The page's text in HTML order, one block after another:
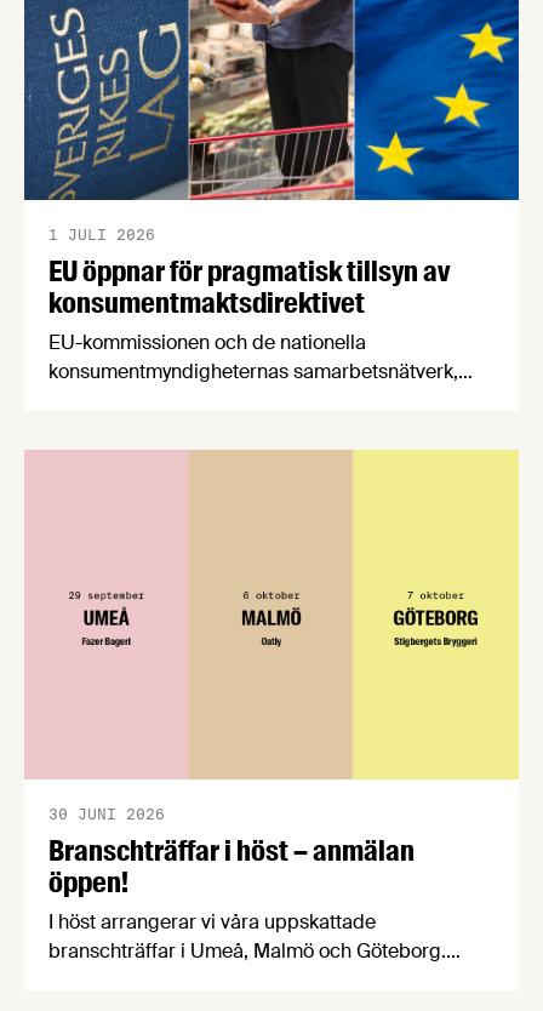
EU öppnar för pragmatisk tillsyn av
konsumentmaktsdirektivet
1 JULI 2026
EU-kommissionen och de nationella
konsumentmyndigheternas samarbetsnätverk,
konsumentmaktsdirektivet. Livsmedelsföretagen
Branschträffar i höst – anmälan
öppen!
30 JUNI 2026
I höst arrangerar vi våra uppskattade
branschträffar i Umeå, Malmö och Göteborg.